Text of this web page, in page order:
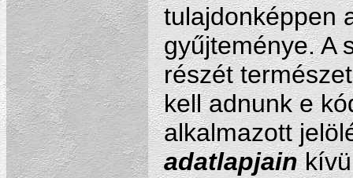
tulajdonképpen
gyűjteménye. A
részét
kell adnunk e
alkalmazott
adatlapjain